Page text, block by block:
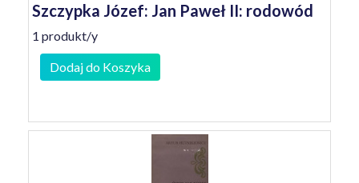
Szczypka Józef: Jan Paweł II: rodowód
1 produkt/y
Dodaj do Koszyka